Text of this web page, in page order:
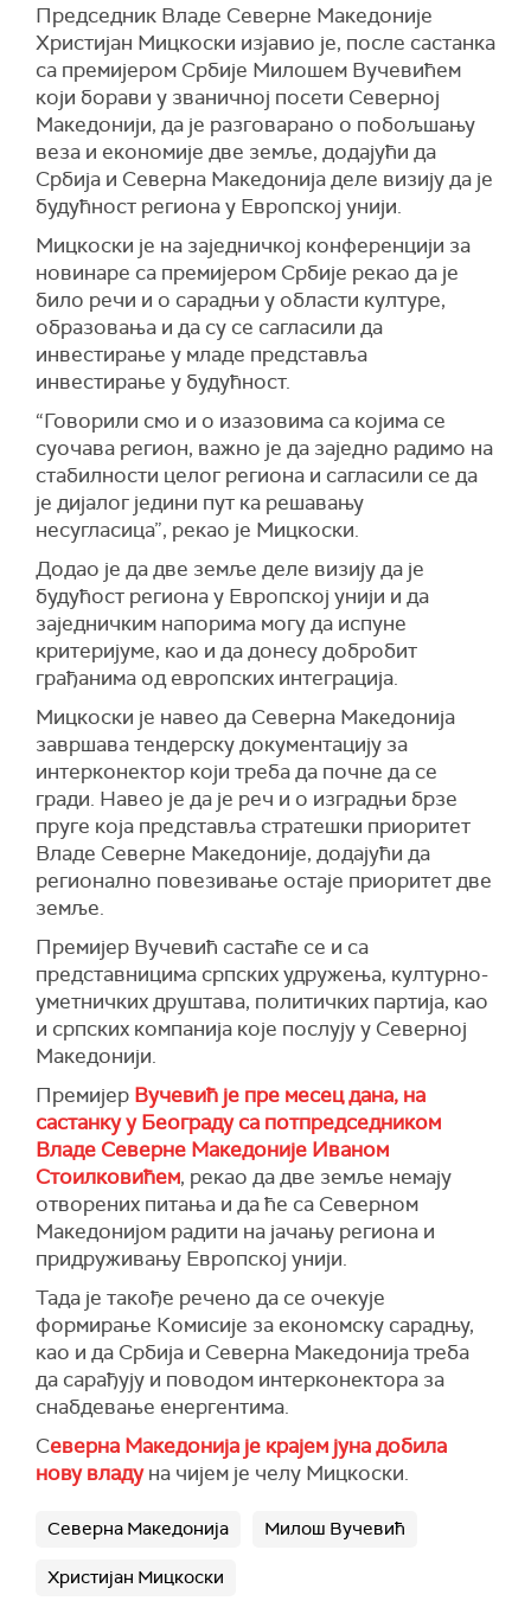
Председник Владе Северне Македоније
Христијан Мицкоски изјавио је, после састанка
са премијером Србије Милошем Вучевићем
који борави у званичној посети Северној
Македонији, да је разговарано о побољшању
веза и економије две земље, додајући да
Србија и Северна Македонија деле визију да је
будућност региона у Европској унији.
Мицкоски је на заједничкој конференцији за
новинаре са премијером Србије рекао да је
било речи и о сарадњи у области културе,
образовања и да су се сагласили да
инвестирање у младе представља
инвестирање у будућност.
“Говорили смо и о изазовима са којима се
суочава регион, важно је да заједно радимо на
стабилности целог региона и сагласили се да
је дијалог једини пут ка решавању
несугласица”, рекао је Мицкоски.
Додао је да две земље деле визију да је
будућост региона у Европској унији и да
заједничким напорима могу да испуне
критеријуме, као и да донесу добробит
грађанима од европских интеграција.
Мицкоски је навео да Северна Македонија
завршава тендерску документацију за
интерконектор који треба да почне да се
гради. Навео је да је реч и о изградњи брзе
пруге која представља стратешки приоритет
Владе Северне Македоније, додајући да
регионално повезивање остаје приоритет две
земље.
Премијер Вучевић састаће се и са
представницима српских удружења, културно-
уметничких друштава, политичких партија, као
и српских компанија које послују у Северној
Македонији.
Премијер Вучевић је пре месец дана, на
састанку у Београду са потпредседником
Владе Северне Македоније Иваном
Стоилковићем, рекао да две земље немају
отворених питања и да ће са Северном
Македонијом радити на јачању региона и
придруживању Европској унији.
Тада је такође речено да се очекује
формирање Комисије за економску сарадњу,
као и да Србија и Северна Македонија треба
да сарађују и поводом интерконектора за
снабдевање енергентима.
Северна Македонија је крајем јуна добила
нову владуна чијем је челу Мицкоски.
Северна Македонија Милош Вучевић
Христијан Мицкоски